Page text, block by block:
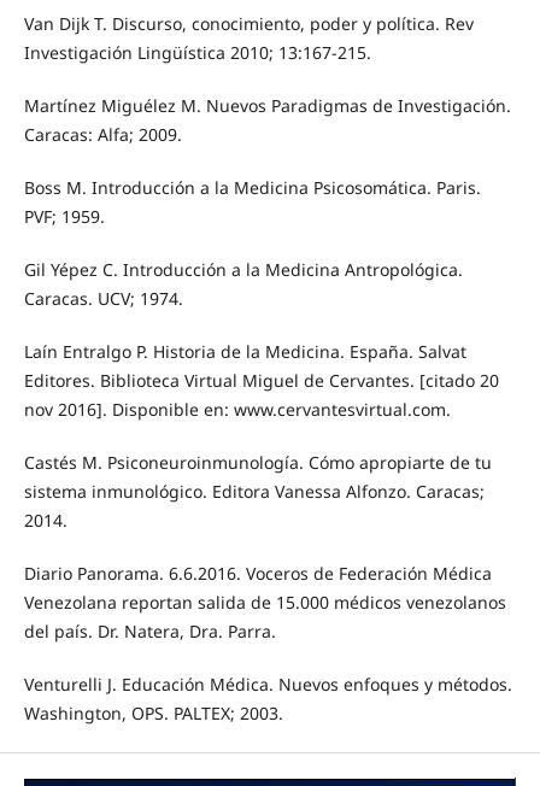
Van Dijk T. Discurso, conocimiento, poder y política. Rev
Investigación Lingüística 2010; 13:167-215.
Martínez Miguélez M. Nuevos Paradigmas de Investigación.
Caracas: Alfa; 2009.
Boss M. Introducción a la Medicina Psicosomática. Paris.
PVF; 1959.
Gil Yépez C. Introducción a la Medicina Antropológica.
Caracas. UCV; 1974.
Laín Entralgo P. Historia de la Medicina. España. Salvat
Editores. Biblioteca Virtual Miguel de Cervantes. [citado 20
nov 2016]. Disponible en: www.cervantesvirtual.com.
Castés M. Psiconeuroinmunología. Cómo apropiarte de tu
sistema inmunológico. Editora Vanessa Alfonzo. Caracas;
2014.
Diario Panorama. 6.6.2016. Voceros de Federación Médica
Venezolana reportan salida de 15.000 médicos venezolanos
del país. Dr. Natera, Dra. Parra.
Venturelli J. Educación Médica. Nuevos enfoques y métodos.
Washington, OPS. PALTEX; 2003.